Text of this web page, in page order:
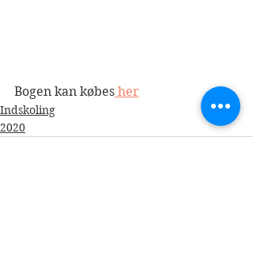
Bogen kan købes her
Indskoling
2020